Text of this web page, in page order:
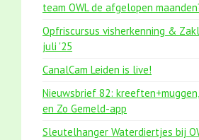
team OWL de afgelopen
Opfriscursus visherkenning &
juli '25
CanalCam Leiden is live!
Nieuwsbrief 82:
en Zo Gemeld-app
Sleutelhanger Waterdiertjes bij